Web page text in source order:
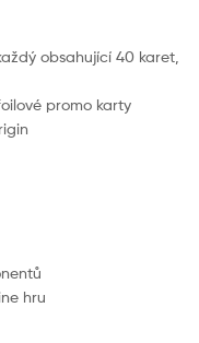
obsahující 40 karet,
promo karty
hru